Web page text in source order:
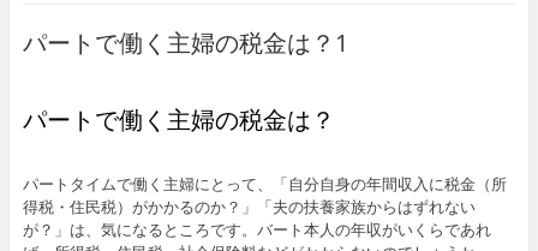
パートで働く主婦の税金は？1
パートで働く主婦の税金は？
パートタイムで働く主婦にとって、「自分自身の年間収入に税金（所
得税・住民税）がかかるのか？」「夫の扶養家族からはずれない
が？」は、気になるところです。バート本人の年収がいくらであれ